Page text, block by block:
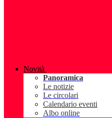
Novità
Panoramica
Le notizie
Le circolari
Calendario eventi
Albo online